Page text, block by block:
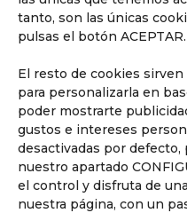
tanto, son las únicas
pulsas el botón ACEPTAR.
El resto de cookies
para personalizarla en
poder mostrarte
gustos e intereses
desactivadas por
nuestro apartado
el control y disfruta de
nuestra página, con un